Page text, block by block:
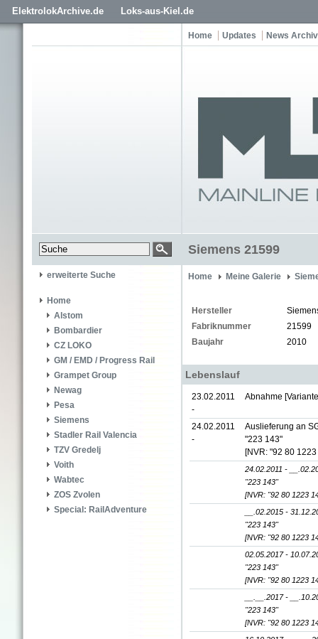
ElektrolokArchive.de Loks-aus-Kiel.de
Home Updates News Archiv
Siemens 21599
erweiterte Suche
Home
Alstom
Bombardier
CZ LOKO
GM / EMD / Progress Rail
Grampet Group
Newag
Pesa
Siemens
Stadler Rail Valencia
TZV Gredelj
Voith
Wabtec
ZOS Zvolen
Special: RailAdventure
Home Meine Galerie
Hersteller
Fabriknummer
21599
Baujahr
2010
Lebenslauf
23.02.2011
-
Abnahme
24.02.2011
-
Auslieferung an
"223 143"
[NVR: "92 80
24.02.2011 -
"223 143"
[NVR: "92 80 1223
__.02.2015 -
"223 143"
[NVR: "92 80 1223
02.05.2017 -
"223 143"
[NVR: "92 80 1223
__.__.2017 -
"223 143"
[NVR: "92 80 1223